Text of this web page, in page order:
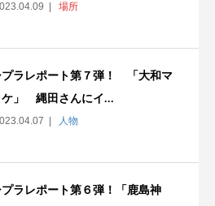
場所
プラレポート第７弾！ 「大和マ
ケ」 縄田さんにイ...
人物
プラレポート第６弾！「鹿島神